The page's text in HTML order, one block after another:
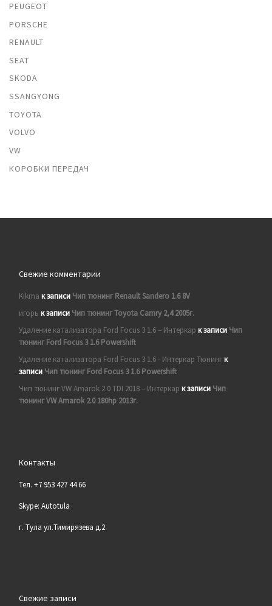
PEUGEOT
PORSCHE
RENAULT
SEAT
SKODA
SSANGYONG
TOYOTA
VOLVO
VW
КОРОБКИ ПЕРЕДАЧ
Свежие комментарии
Kikma к записи Чип тюнинг Renault Sandero 1.6 8V
игорь к записи Чип тюнинг Toyota Camry 2,4 2005г.
Удаление катализатора Ford Focus 3 1.6 – Интеркар к записи Чип
тюнинг Ford Focus 3 1.6 Powershift
Удаление катализатора Ford Focus 3 1.6 - Интеркар Тюнингк
записи Чип тюнинг Ford Focus 3 1.6 Powershift
Чип тюнинг VW Amarok 2.0 TDI 2018 – Интеркар к записи Чип
тюнинг VW Amarok 2.0 180hp 2013г.
Контакты
Тел. +7 953 427 44 66
Skype: Autotula
г. Тула ул.Тимирязева д.2
Свежие записи